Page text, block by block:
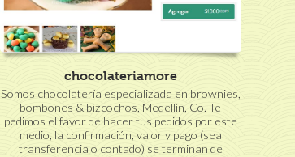
chocolateriamore
Somos chocolatería especializada en brownies,
bombones & bizcochos, Medellín, Co. Te
pedimos el favor de hacer tus pedidos por este
medio, la confirmación, valor y pago (sea
transferencia o contado) se terminan de